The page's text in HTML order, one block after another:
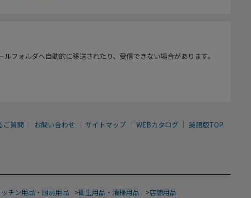
フォルダへ自動的に移送されたり、受信できない場合があります。
ご質問 お問い合わせ サイトマップ WEBカタログ 英語版TOP
チン用品・厨房用品 >衛生用品・清掃用品 >店舗用品